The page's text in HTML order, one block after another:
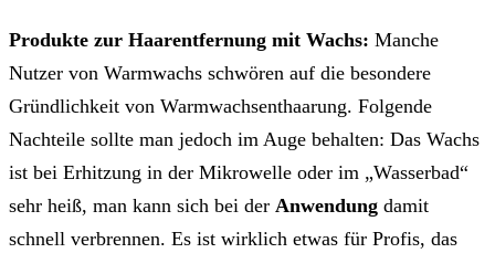
Produkte zur Haarentfernung mit Wachs: Manche
Nutzer von Warmwachs schwören auf die besondere
Gründlichkeit von Warmwachsenthaarung. Folgende
Nachteile sollte man jedoch im Auge behalten: Das Wachs
ist bei Erhitzung in der Mikrowelle oder im „Wasserbad“
sehr heiß, man kann sich bei der Anwendung damit
schnell verbrennen. Es ist wirklich etwas für Profis, das